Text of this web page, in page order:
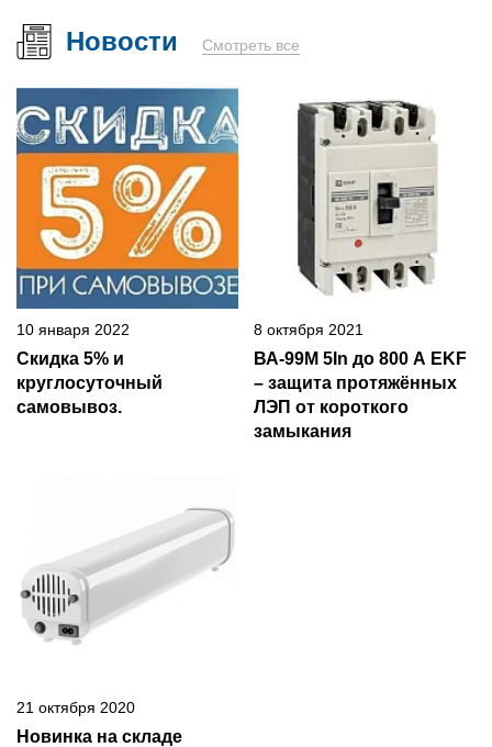
Новости Смотреть все
10 января 2022
Скидка 5% и
круглосуточный
самовывоз.
8 октября 2021
ВА-99М 5In до 800 А EKF
– защита протяжённых
ЛЭП от короткого
замыкания
21 октября 2020
Новинка на складе